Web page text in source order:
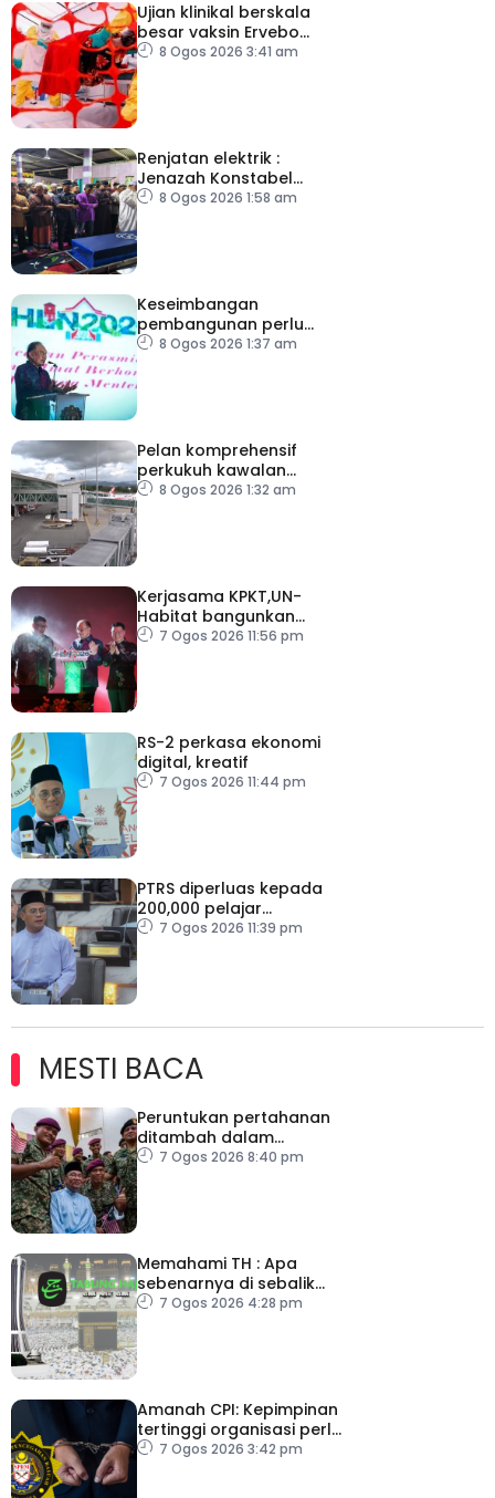
Ujian klinikal berskala
besar vaksin Ervebo
tangani wabak Ebola
8 Ogos 2026 3:41 am
Renjatan elektrik :
Jenazah Konstabel
Muhammad Raimi
8 Ogos 2026 1:58 am
Keseimbangan
pembangunan perlu
ambil kira lokasi tumpuan
8 Ogos 2026 1:37 am
Pelan komprehensif
perkukuh kawalan
keselamatan di semua
8 Ogos 2026 1:32 am
Kerjasama KPKT,UN-
Habitat bangunkan
inisiatif My Public Space
7 Ogos 2026 11:56 pm
RS-2 perkasa ekonomi
digital, kreatif
7 Ogos 2026 11:44 pm
PTRS diperluas kepada
200,000 pelajar
menjelang 2030
7 Ogos 2026 11:39 pm
MESTI BACA
Peruntukan pertahanan
ditambah dalam
Belanjawan 2027
7 Ogos 2026 8:40 pm
Memahami TH : Apa
sebenarnya di sebalik
angka
7 Ogos 2026 4:28 pm
Amanah CPI: Kepimpinan
tertinggi organisasi perlu
pacu reformasi radikal
7 Ogos 2026 3:42 pm